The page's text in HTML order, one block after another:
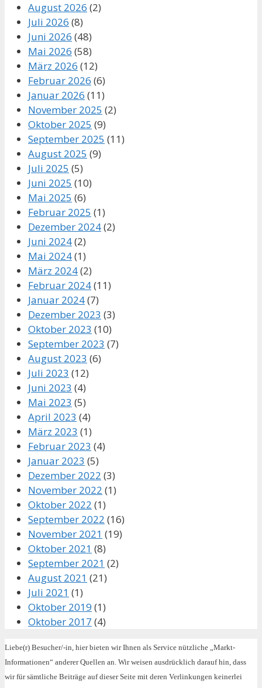
August 2026 (2)
Juli 2026 (8)
Juni 2026 (48)
Mai 2026 (58)
März 2026 (12)
Februar 2026 (6)
Januar 2026 (11)
November 2025 (2)
Oktober 2025 (9)
September 2025 (11)
August 2025 (9)
Juli 2025 (5)
Juni 2025 (10)
Mai 2025 (6)
Februar 2025 (1)
Dezember 2024(2)
Juni 2024(2)
Mai 2024(1)
März 2024(2)
Februar 2024(11)
Januar 2024(7)
Dezember 2023 (3)
Oktober 2023 (10)
September 2023 (7)
August 2023 (6)
Juli 2023 (12)
Juni 2023 (4)
Mai 2023 (5)
April 2023 (4)
März 2023 (1)
Februar 2023 (4)
Januar 2023 (5)
Dezember 2022 (3)
November 2022 (1)
Oktober 2022 (1)
September 2022 (16)
November 2021 (19)
Oktober 2021 (8)
September 2021 (2)
August 2021 (21)
Juli 2021 (1)
Oktober 2019 (1)
Oktober 2017 (4)
Liebe(r) Besucher/-in, hier bieten wir Ihnen als Service nützliche „Markt-
Informationen“ anderer Quellen an. Wir weisen ausdrücklich darauf hin, dass
wir für sämtliche Beiträge auf dieser Seite mit deren Verlinkungen keinerlei